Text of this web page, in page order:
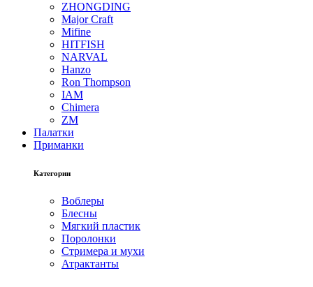
ZHONGDING
Major Craft
Mifine
HITFISH
NARVAL
Hanzo
Ron Thompson
IAM
Chimera
ZM
Палатки
Приманки
Категории
Воблеры
Блесны
Мягкий пластик
Поролонки
Стримера и мухи
Атрактанты